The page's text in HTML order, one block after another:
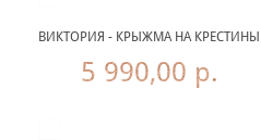
ВИКТОРИЯ - КРЫЖМА НА КРЕСТИНЫ
5 990,00 р.